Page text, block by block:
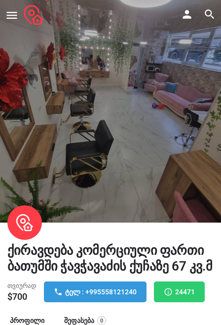
ქირავდება კომერციული ფართი
ბათუმში ჭავჭავაძის ქუჩაზე 67 კვ.მ
თვიურად
$700 ტელ : +995558121240 24471
პროფილი შეფასება 0